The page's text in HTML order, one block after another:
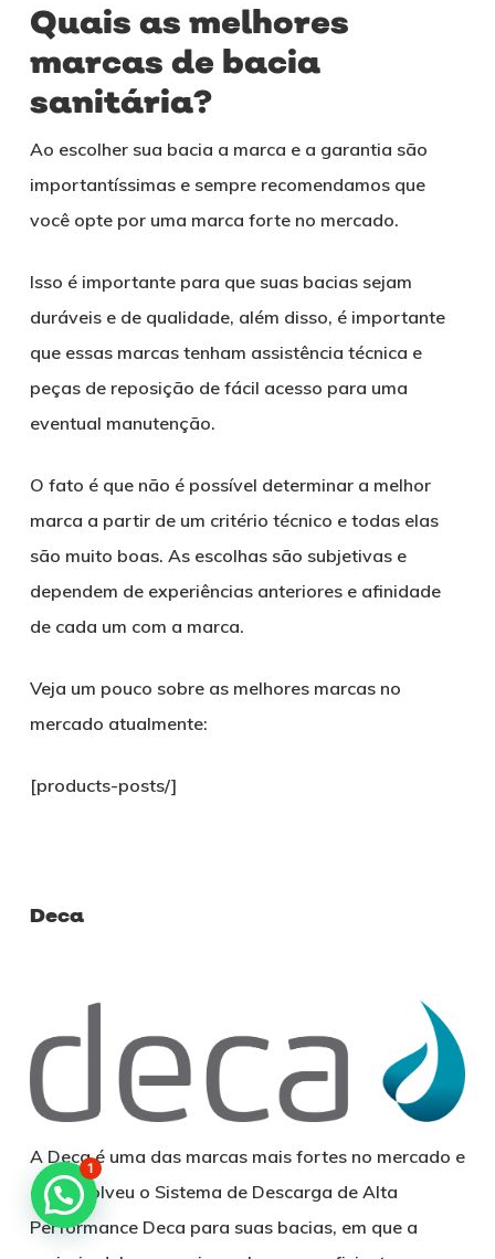
Quais as melhores
marcas de bacia
sanitária?
Ao escolher sua bacia a marca e a garantia são
importantíssimas e sempre recomendamos que
você opte por uma marca forte no mercado.
Isso é importante para que suas bacias sejam
duráveis e de qualidade, além disso, é importante
que essas marcas tenham assistência técnica e
peças de reposição de fácil acesso para uma
eventual manutenção.
O fato é que não é possível determinar a melhor
marca a partir de um critério técnico e todas elas
são muito boas. As escolhas são subjetivas e
dependem de experiências anteriores e afinidade
de cada um com a marca.
Veja um pouco sobre as melhores marcas no
mercado atualmente:
[products-posts/]
Deca
A Deca é uma das marcas mais fortes no mercado e
desenvolveu o Sistema de Descarga de Alta
Performance Deca para suas bacias, em que a
1